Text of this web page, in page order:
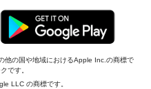
他の国や地域におけるApple Inc.の商標で
です。
LLC の商標です。